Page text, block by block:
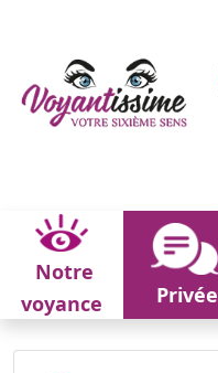
Notre
voyance
Privée